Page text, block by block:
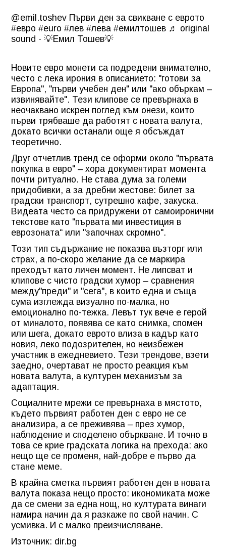
@emil.toshev Първи ден за свикване с еврото
#евро #euro #лев #лева #емилтошев ♬ original
sound - 💡Емил Тошев💡
Новите евро монети са подредени внимателно,
често с лека ирония в описанието: "готови за
Европа", "първи учебен ден" или "ако объркам –
извинявайте". Тези клипове се превърнаха в
неочаквано искрен поглед към онези, които
първи трябваше да работят с новата валута,
докато всички останали още я обсъждат
теоретично.
Друг отчетлив тренд се оформи около "първата
покупка в евро" – хора документират момента
почти ритуално. Не става дума за големи
придобивки, а за дребни жестове: билет за
градски транспорт, сутрешно кафе, закуска.
Видеата често са придружени от самоиронични
текстове като "първата ми инвестиция в
еврозоната“ или "започнах скромно".
Този тип съдържание не показва възторг или
страх, а по-скоро желание да се маркира
преходът като личен момент. Не липсват и
клипове с чисто градски хумор – сравнения
между"преди" и "сега", в които една и съща
сума изглежда визуално по-малка, но
емоционално по-тежка. Левът тук вече е герой
от миналото, появява се като снимка, спомен
или шега, докато еврото влиза в кадър като
новия, леко подозрителен, но неизбежен
участник в ежедневието. Тези трендове, взети
заедно, очертават не просто реакция към
новата валута, а културен механизъм за
адаптация.
Социалните мрежи се превърнаха в мястото,
където първият работен ден с евро не се
анализира, а се преживява – през хумор,
наблюдение и споделено объркване. И точно в
това се крие градската логика на прехода: ако
нещо ще се променя, най-добре е първо да
стане меме.
В крайна сметка първият работен ден в новата
валута показа нещо просто: икономиката може
да се смени за една нощ, но културата винаги
намира начин да я разкаже по свой начин. С
усмивка. И с малко преизчисляване.
Източник: dir.bg